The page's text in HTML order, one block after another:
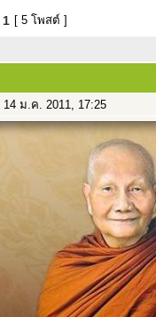
1 [ 5 โพสต์ ]
14 ม.ค. 2011, 17:25